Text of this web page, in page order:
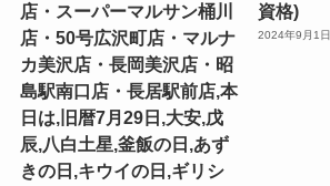
店・スーパーマルサン桶川
店・50号広沢町店・マルナ
カ美沢店・長岡美沢店・昭
島駅南口店・長居駅前店,本
日は,旧暦7月29日,大安,戊
辰,八白土星,釜飯の日,あず
きの日,キウイの日,ギリシ
資格)
2024年9月1日